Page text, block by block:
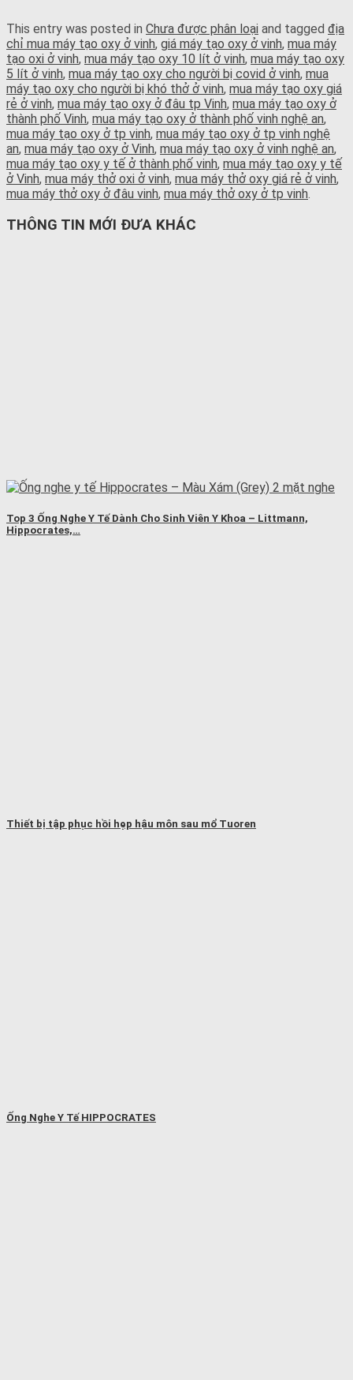
This entry was posted in Chưa được phân loại and tagged địa
chỉ mua máy tạo oxy ở vinh, giá máy tạo oxy ở vinh, mua máy
tạo oxi ở vinh, mua máy tạo oxy 10 lít ở vinh, mua máy tạo oxy
5 lít ở vinh, mua máy tạo oxy cho người bị covid ở vinh, mua
máy tạo oxy cho người bị khó thở ở vinh, mua máy tạo oxy giá
rẻ ở vinh, mua máy tạo oxy ở đâu tp Vinh, mua máy tạo oxy ở
thành phố Vinh, mua máy tạo oxy ở thành phố vinh nghệ an,
mua máy tạo oxy ở tp vinh, mua máy tạo oxy ở tp vinh nghệ
an, mua máy tạo oxy ở Vinh, mua máy tạo oxy ở vinh nghệ an,
mua máy tạo oxy y tế ở thành phố vinh, mua máy tạo oxy y tế
ở Vinh, mua máy thở oxi ở vinh, mua máy thở oxy giá rẻ ở vinh,
mua máy thở oxy ở đâu vinh, mua máy thở oxy ở tp vinh.
THÔNG TIN MỚI ĐƯA KHÁC
Top 3 Ống Nghe Y Tế Dành Cho Sinh Viên Y Khoa – Littmann,
Hippocrates,…
Thiết bị tập phục hồi hẹp hậu môn sau mổ Tuoren
Ống Nghe Y Tế HIPPOCRATES